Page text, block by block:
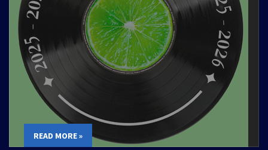
READ MORE »